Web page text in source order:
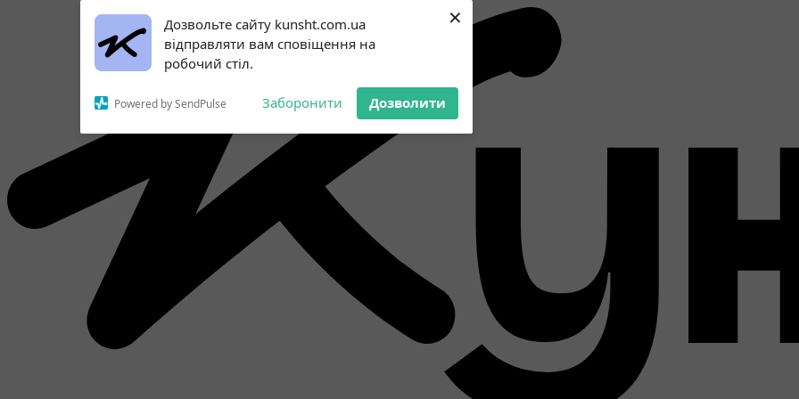
Дозвольте сайту kunsht.com.ua
відправляти вам сповіщення на
робочий стіл.
Powered by SendPulse Заборонити Дозволити
×
Subscribe to our
notifications!
To enable permission prompts, click
on the notification icon